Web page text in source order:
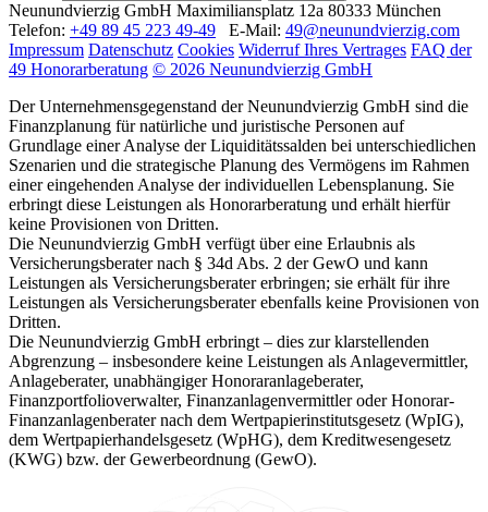
Neunundvierzig GmbH Maximiliansplatz 12a 80333 München
Telefon: +49 89 45 223 49-49 E-Mail: 49@neunundvierzig.com
Impressum Datenschutz Cookies Widerruf Ihres Vertrages FAQ der
49 Honorarberatung © 2026 Neunundvierzig GmbH
Der Unternehmensgegenstand der Neunundvierzig GmbH sind die
Finanzplanung für natürliche und juristische Personen auf
Grundlage einer Analyse der Liquiditätssalden bei unterschiedlichen
Szenarien und die strategische Planung des Vermögens im Rahmen
einer eingehenden Analyse der individuellen Lebensplanung. Sie
erbringt diese Leistungen als Honorarberatung und erhält hierfür
keine Provisionen von Dritten.
Die Neunundvierzig GmbH verfügt über eine Erlaubnis als
Versicherungsberater nach § 34d Abs. 2 der GewO und kann
Leistungen als Versicherungsberater erbringen; sie erhält für ihre
Leistungen als Versicherungsberater ebenfalls keine Provisionen von
Dritten.
Die Neunundvierzig GmbH erbringt – dies zur klarstellenden
Abgrenzung – insbesondere keine Leistungen als Anlagevermittler,
Anlageberater, unabhängiger Honoraranlageberater,
Finanzportfolioverwalter, Finanzanlagenvermittler oder Honorar-
Finanzanlagenberater nach dem Wertpapierinstitutsgesetz (WpIG),
dem Wertpapierhandelsgesetz (WpHG), dem Kreditwesengesetz
(KWG) bzw. der Gewerbeordnung (GewO).